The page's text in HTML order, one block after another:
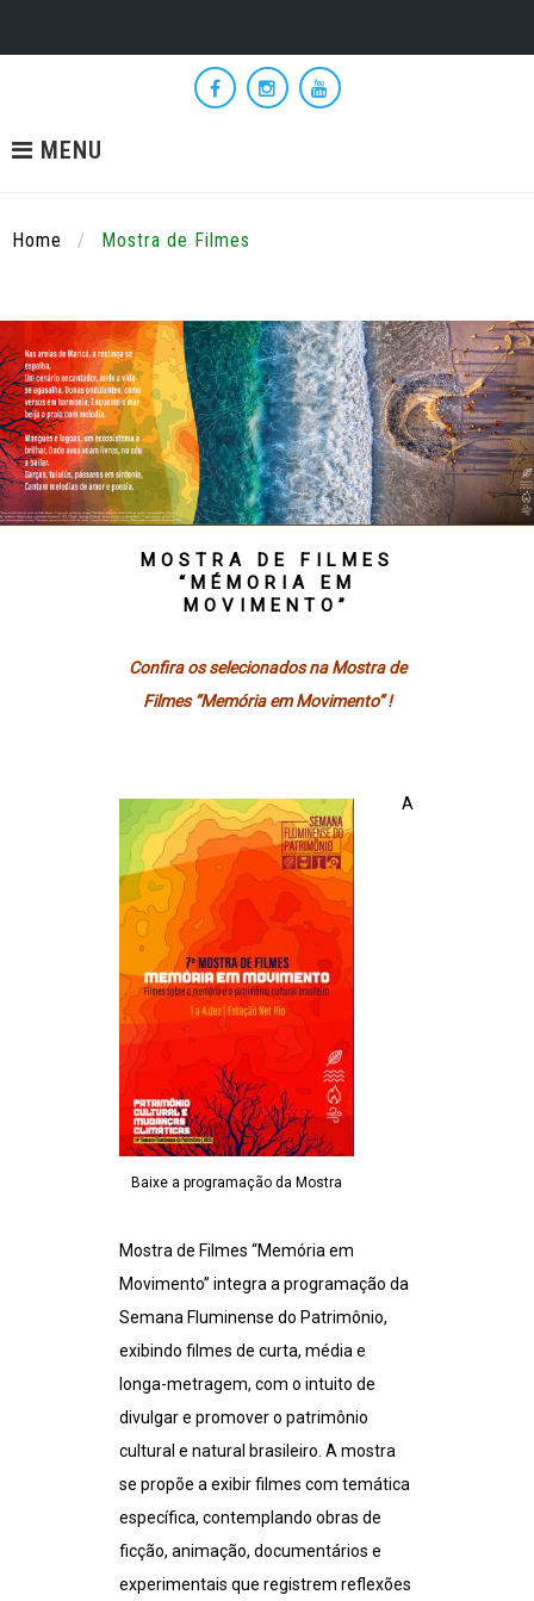
contentMENU
Home / Mostra de Filmes
Mostra
de
Filmes
MOSTRA DE FILMES
“MÉMORIA EM
MOVIMENTO”
Confira os selecionados na Mostra de
Filmes “Memória em Movimento” !
Baixe a programação da Mostra
A
Mostra de Filmes “Memória em
Movimento” integra a programação da
Semana Fluminense do Patrimônio,
exibindo filmes de curta, média e
longa-metragem, com o intuito de
divulgar e promover o patrimônio
cultural e natural brasileiro. A mostra
se propõe a exibir filmes com temática
específica, contemplando obras de
ficção, animação, documentários e
experimentais que registrem reflexões